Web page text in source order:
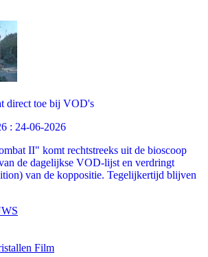
direct toe bij VOD's
: 24-06-2026
II" komt rechtstreeks uit de bioscoop
de dagelijkse VOD-lijst en verdringt
van de koppositie. Tegelijkertijd blijven
Film